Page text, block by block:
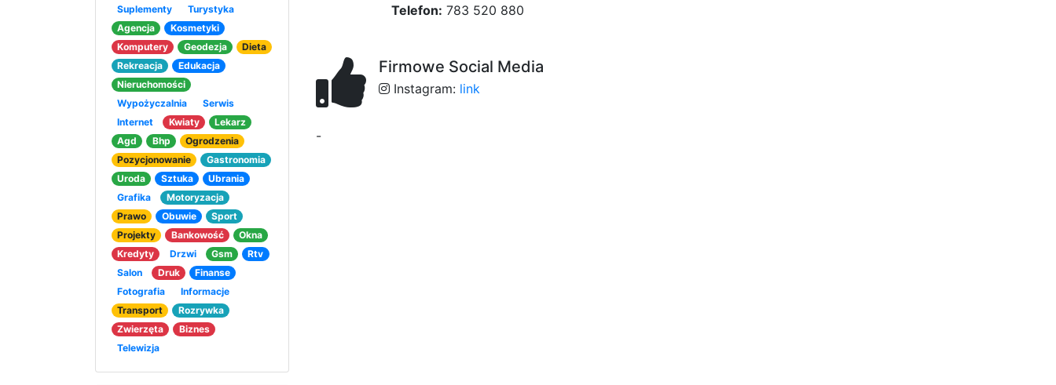
Suplementy
Turystyka
Agencja
Kosmetyki
Komputery
Geodezja
Dieta
Rekreacja
Edukacja
Nieruchomości
Wypożyczalnia
Serwis
Internet
Kwiaty
Lekarz
Agd
Bhp
Ogrodzenia
Pozycjonowanie
Gastronomia
Uroda
Sztuka
Ubrania
Grafika
Motoryzacja
Prawo
Obuwie
Sport
Projekty
Bankowość
Okna
Kredyty
Drzwi Gsm
Rtv
Salon
Druk
Finanse
Fotografia
Informacje
Transport
Rozrywka
Zwierzęta
Biznes
Telewizja
Telefon: 783 520 880
Firmowe Social Media
Instagram: link
-